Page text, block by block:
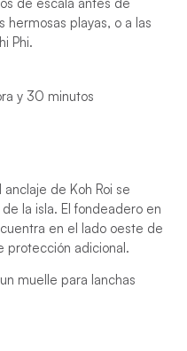
hermosas playas, o a las
Phi.
y 30 minutos
de Koh Roi se
la isla. El fondeadero en
en el lado oeste de
protección adicional.
muelle para lanchas